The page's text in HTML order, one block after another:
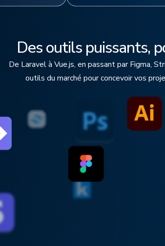
Des outils puissants,
De Laravel à Vue.js, en passant par Figma,
outils du marché pour concevoir vos